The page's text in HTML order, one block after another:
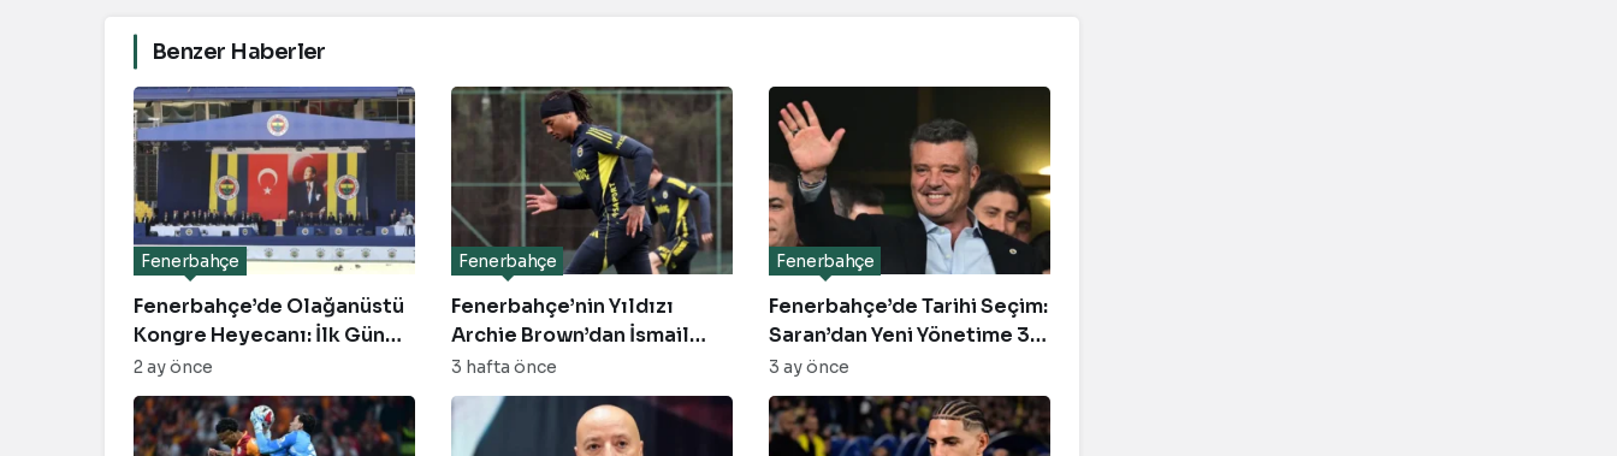
Benzer Haberler
Fenerbahçe’de Olağanüstü
Kongre Heyecanı: İlk Gün
Neler Yaşandı?
Fenerbahçe
2 ay önce
Fenerbahçe’nin Yıldızı
Archie Brown’dan İsmail
Kartal İtirafı: “Şanslıyız”
Fenerbahçe
3 hafta önce
Fenerbahçe’de Tarihi Seçim:
Saran’dan Yeni Yönetime 3
Yıldızlık Transfer Dosyası
Fenerbahçe
3 ay önce